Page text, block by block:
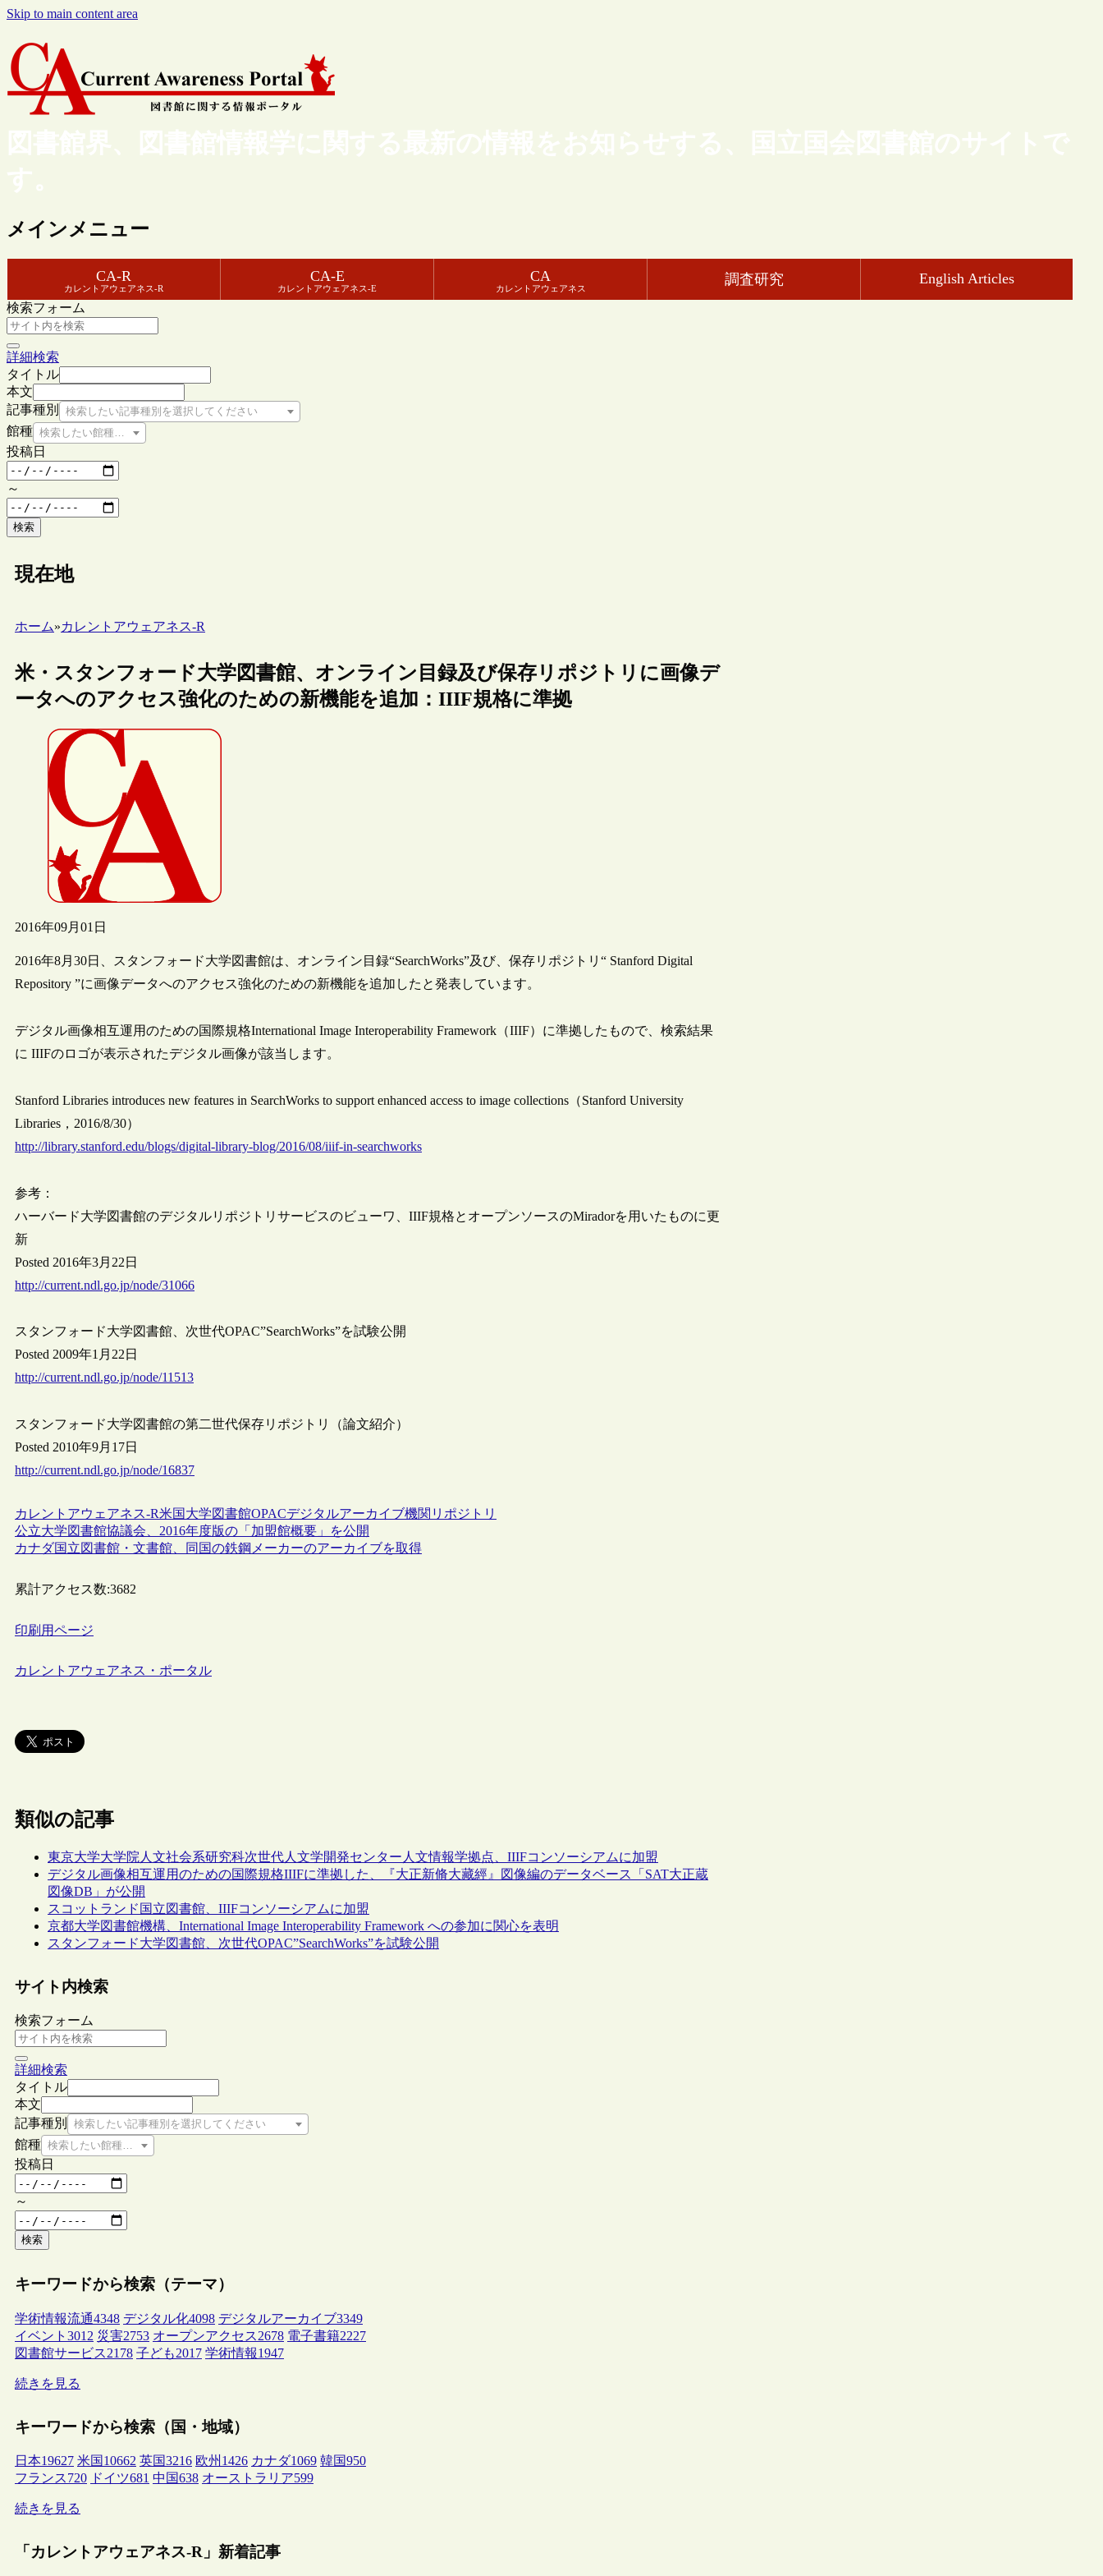
Skip to main content area
図書館界、図書館情報学に関する最新の情報をお知らせする、国立国会図書館のサイトで
す。
メインメニュー
CA-R
カレントアウェアネス-R
CA-E
カレントアウェアネス-E
CA
カレントアウェアネス
調査研究 English Articles
検索フォーム
詳細検索
タイトル
本文
記事種別
検索したい記事種別を選択してください
館種 検索したい館種を選択してください
投稿日
～
検索
現在地
ホーム»カレントアウェアネス-R
米・スタンフォード大学図書館、オンライン目録及び保存リポジトリに画像デ
ータへのアクセス強化のための新機能を追加：IIIF規格に準拠
2016年09月01日
2016年8月30日、スタンフォード大学図書館は、オンライン目録“SearchWorks”及び、保存リポジトリ“ Stanford Digital
Repository ”に画像データへのアクセス強化のための新機能を追加したと発表しています。
デジタル画像相互運用のための国際規格International Image Interoperability Framework（IIIF）に準拠したもので、検索結果
に IIIFのロゴが表示されたデジタル画像が該当します。
Stanford Libraries introduces new features in SearchWorks to support enhanced access to image collections（Stanford University
Libraries，2016/8/30）
http://library.stanford.edu/blogs/digital-library-blog/2016/08/iiif-in-searchworks
参考：
ハーバード大学図書館のデジタルリポジトリサービスのビューワ、IIIF規格とオープンソースのMiradorを用いたものに更
新
Posted 2016年3月22日
http://current.ndl.go.jp/node/31066
スタンフォード大学図書館、次世代OPAC”SearchWorks”を試験公開
Posted 2009年1月22日
http://current.ndl.go.jp/node/11513
スタンフォード大学図書館の第二世代保存リポジトリ（論文紹介）
Posted 2010年9月17日
http://current.ndl.go.jp/node/16837
カレントアウェアネス-R米国 大学図書館OPACデジタルアーカイブ機関リポジトリ
公立大学図書館協議会、2016年度版の「加盟館概要」を公開
カナダ国立図書館・文書館、同国の鉄鋼メーカーのアーカイブを取得
累計アクセス数:3682
印刷用ページ
カレントアウェアネス・ポータル
類似の記事
東京大学大学院人文社会系研究科次世代人文学開発センター人文情報学拠点、IIIFコンソーシアムに加盟
デジタル画像相互運用のための国際規格IIIFに準拠した、『大正新脩大藏經』図像編のデータベース「SAT大正蔵
図像DB」が公開
スコットランド国立図書館、IIIFコンソーシアムに加盟
京都大学図書館機構、International Image Interoperability Framework への参加に関心を表明
スタンフォード大学図書館、次世代OPAC”SearchWorks”を試験公開
サイト内検索
検索フォーム
詳細検索
タイトル
本文
記事種別
検索したい記事種別を選択してください
館種 検索したい館種を選択してください
投稿日
～
検索
キーワードから検索（テーマ）
学術情報流通4348 デジタル化4098 デジタルアーカイブ3349
イベント 3012 災害2753 オープンアクセス2678 電子書籍2227
図書館サービス2178 子ども2017 学術情報1947
続きを見る
キーワードから検索（国・地域）
日本19627 米国 10662 英国3216 欧州 1426 カナダ1069 韓国950
フランス720 ドイツ681 中国638 オーストラリア599
続きを見る
「カレントアウェアネス-R」新着記事